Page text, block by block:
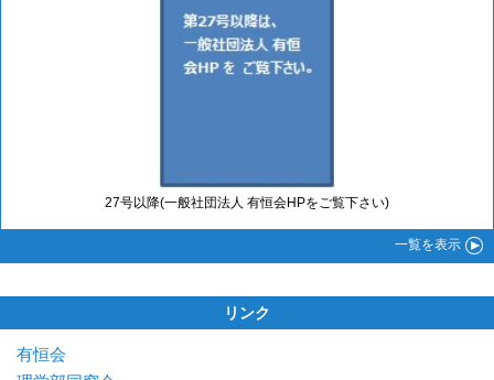
27号以降(一般社団法人 有恒会HPをご覧下さい)
一覧を表示
リンク
有恒会